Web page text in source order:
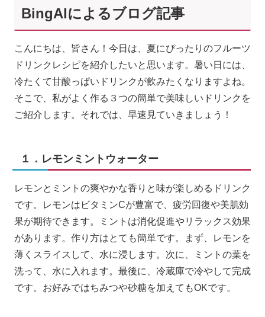
BingAIによるブログ記事
こんにちは、皆さん！今日は、夏にぴったりのフルーツ
ドリンクレシピを紹介したいと思います。暑い日には、
冷たくて甘酸っぱいドリンクが飲みたくなりますよね。
そこで、私がよく作る３つの簡単で美味しいドリンクを
ご紹介します。それでは、早速見ていきましょう！
１．レモンミントウォーター
レモンとミントの爽やかな香りと味が楽しめるドリンク
です。レモンはビタミンCが豊富で、疲労回復や美肌効
果が期待できます。ミントは消化促進やリラックス効果
があります。作り方はとても簡単です。まず、レモンを
薄くスライスして、水に浸します。次に、ミントの葉を
洗って、水に入れます。最後に、冷蔵庫で冷やして完成
です。お好みではちみつや砂糖を加えてもOKです。